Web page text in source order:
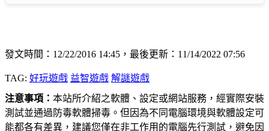
發文時間：12/22/2016 14:45，最後更新：11/14/2022 07:56
TAG: 好玩遊戲 益智遊戲 解謎遊戲
注意事項： 本站所介紹之軟體、設定或網站服務，經實際安裝
測試並通過防毒軟體掃毒。但因為不同電腦環境與軟體設定可
能都各有差異，建議您僅在非工作用的電腦先行測試，避免因